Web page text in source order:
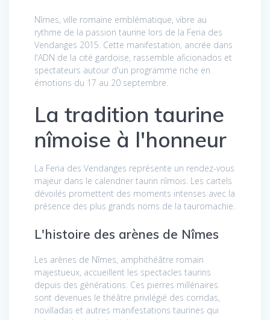
Nîmes, ville romaine emblématique, vibre au
rythme de la passion taurine lors de la Feria des
Vendanges 2015. Cette manifestation, ancrée dans
l'ADN de la cité gardoise, rassemble aficionados et
spectateurs autour d'un programme riche en
émotions du 17 au 20 septembre.
La tradition taurine
nîmoise à l'honneur
La Feria des Vendanges représente un rendez-vous
majeur dans le calendrier taurin nîmois. Les cartels
dévoilés promettent des moments intenses avec la
présence des plus grands noms de la tauromachie.
L'histoire des arènes de Nîmes
Les arènes de Nîmes, amphithéâtre romain
majestueux, accueillent les spectacles taurins
depuis des générations. Ces pierres millénaires
sont devenues le théâtre privilégié des corridas,
novilladas et autres manifestations taurines qui